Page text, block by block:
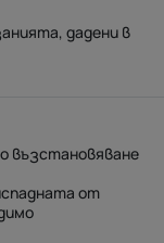
дадени в
възстановяване
от